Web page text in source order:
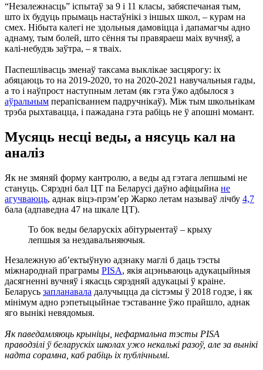
“Незалежнасць” іспытаў за 9 і 11 класы, забяспечаная тым,
што іх будуць прымаць настаўнікі з іншых школ, – курам на
смех. Нібыта калегі не здольныя дамовіцца і дапамагчы адно
аднаму, тым болей, што сёння ты правяраеш маіх вучняў, а
калі-небудзь заўтра, – я тваіх.
Паспешлівасць зменаў таксама выклікае засцярогу: іх
абяцаюць то на 2019-2020, то на 2020-2021 навучальныя гады,
а то і наўпрост наступным летам (як гэта ўжо адбылося з
аўральным перапісваннем падручнікаў). Між тым школьнікам
трэба рыхтавацца, і пажадана гэта рабіць не ў апошні момант.
Мусяць несці веды, а нясуць кал на
аналіз
Як не змяняй форму кантролю, а веды ад гэтага лепшымі не
стануць. Сярэдні бал ЦТ па Беларусі даўно афіцыйна не
агучваюць, аднак віцэ-прэм’ер Жарко летам называў лічбу 4,7
бала (адпаведна 47 на шкале ЦТ).
То бок веды беларускіх абітурыентаў – крыху
лепшыя за нездавальняючыя.
Незалежную аб’ектыўную адзнаку маглі б даць тэсты
міжнароднай праграмы PISA, якія ацэньваюць адукацыйныя
дасягненні вучняў і якасць сярэдняй адукацыі ў краіне.
Беларусь запланавала далучыцца да сістэмы ў 2018 годзе, і як
мінімум адно рэпетыцыйнае тэставанне ўжо прайшло, аднак
яго вынікі невядомыя.
Як паведамляюць крыніцы, нефармальна тэсты PISA
праводзілі ў беларускіх школах ужо некалькі разоў, але за вынікі
надта сорамна, каб рабіць іх публічнымі.